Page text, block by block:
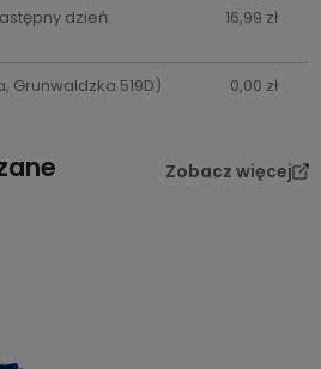
dzień
16,99 zł
Grunwaldzka 519D) 0,00 zł
Zobacz więcej